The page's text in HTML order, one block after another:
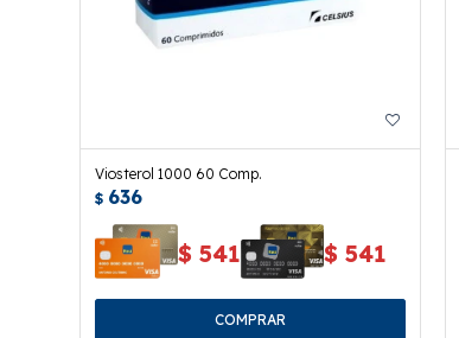
Viosterol 1000 60 Comp.
$ 636
$ 541 $ 541